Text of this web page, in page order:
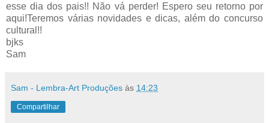
esse dia dos pais!! Não vá perder! Espero seu retorno por
aqui!Teremos várias novidades e dicas, além do concurso
cultural!!
bjks
Sam
Sam - Lembra-Art Produções às 14:23
Compartilhar